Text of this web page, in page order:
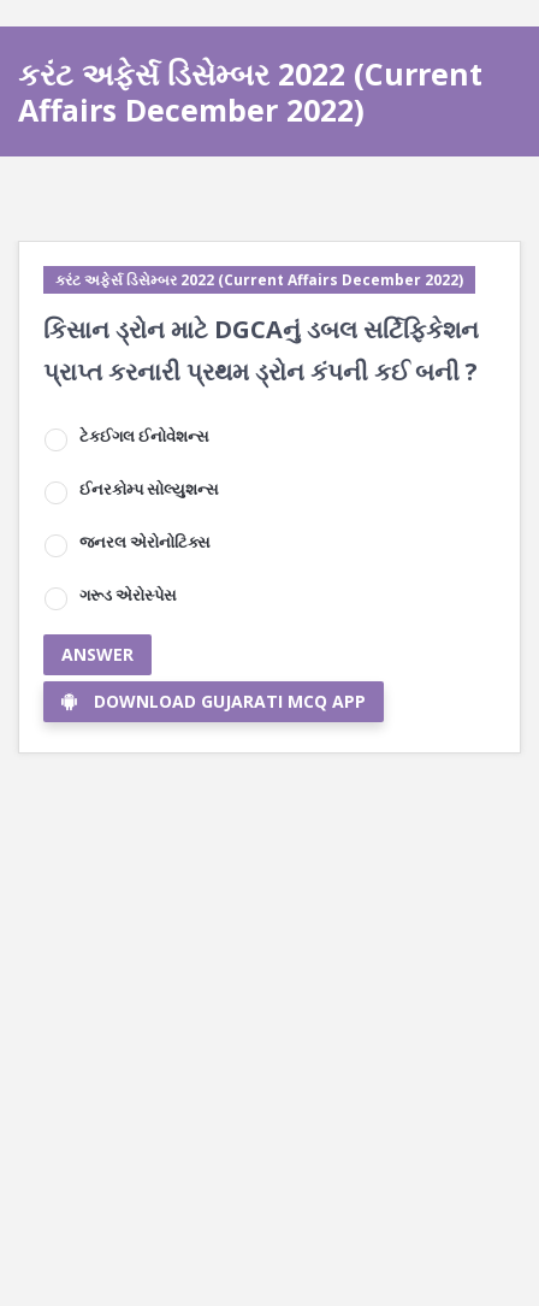
કરંટ અફેર્સ ડિસેમ્બર 2022 (Current
Affairs December 2022)
કરંટ અફેર્સ ડિસેમ્બર 2022 (Current Affairs December 2022)
કિસાન ડ્રોન માટે DGCAનું ડબલ સર્ટિફિકેશન
પ્રાપ્ત કરનારી પ્રથમ ડ્રોન કંપની કઈ બની ?
ટેકઈગલ ઈનોવેશન્સ
ઈનરકોમ્પ સોલ્યુશન્સ
જનરલ એરોનોટિક્સ
ગરૂડ એરોસ્પેસ
ANSWER
DOWNLOAD GUJARATI MCQ APP